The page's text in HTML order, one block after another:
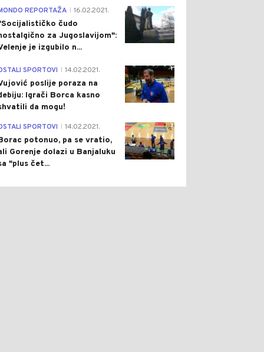
4
REPORTAŽA 16.02.2021.
čudo
za Jugoslavijom":
je izgubilo n...
1
SPORTOVI 14.02.2021.
poslije poraza na
Igrači Borca kasno
da mogu!
3
SPORTOVI 14.02.2021.
potonuo, pa se vratio,
Gorenje dolazi u Banjaluku
"plus čet...